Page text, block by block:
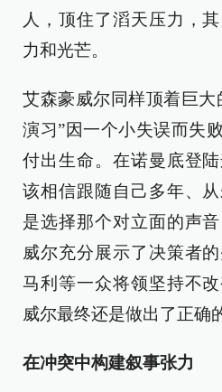
人，顶住了滔天压力，
力和光芒。
艾森豪威尔同样顶着巨大
演习”因一个小失误而失
付出生命。在诺曼底登
该相信跟随自己多年、
是选择那个对立面的声
威尔充分展示了决策者
马利等一众将领坚持不
威尔最终还是做出了正确
在冲突中构建叙事张力